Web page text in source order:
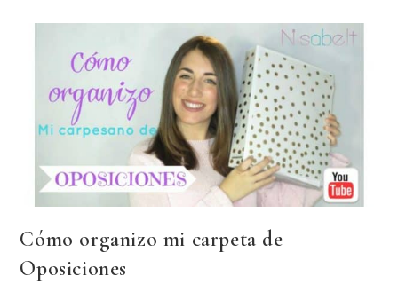
Cómo organizo mi carpeta de
Oposiciones